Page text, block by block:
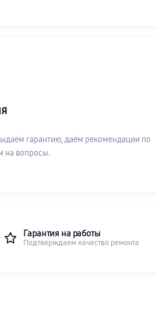
гарантию, даём рекомендации по
на вопросы.
Гарантия на работы
Подтверждаем качество ремонта